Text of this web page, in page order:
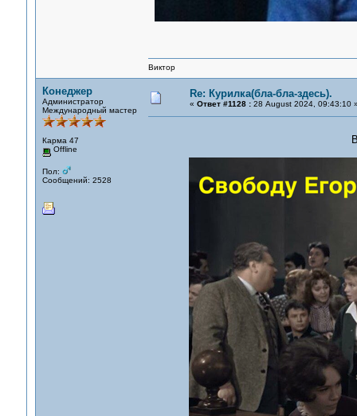
Виктор
Конеджер
Администратор
Международный мастер
Карма 47
Offline
Пол:
Сообщений: 2528
Re: Курилка(бла-бла-здесь).
« Ответ #1128 :28 August 2024, 09:43:10